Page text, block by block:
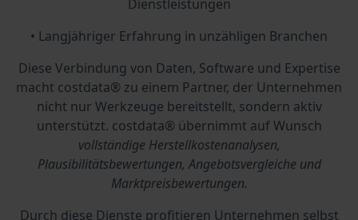
Dienstleistungen
• Langjähriger Erfahrung in unzähligen Branchen
Diese Verbindung von Daten, Software und Expertise
macht costdata® zu einem Partner, der Unternehmen
nicht nur Werkzeuge bereitstellt, sondern aktiv
unterstützt. costdata® übernimmt auf Wunsch
vollständige Herstellkostenanalysen,
Plausibilitätsbewertungen, Angebotsvergleiche und
Marktpreisbewertungen.
Durch diese Dienste profitieren Unternehmen selbst